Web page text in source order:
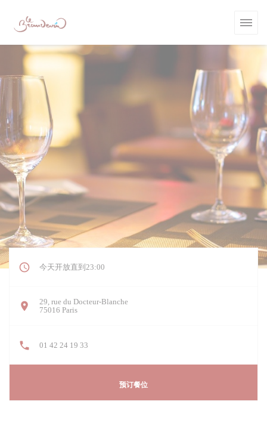
今天开放直到23:00
29, rue du Docteur-Blanche
75016 Paris((在新窗口中打开))
01 42 24 19 33
预订餐位